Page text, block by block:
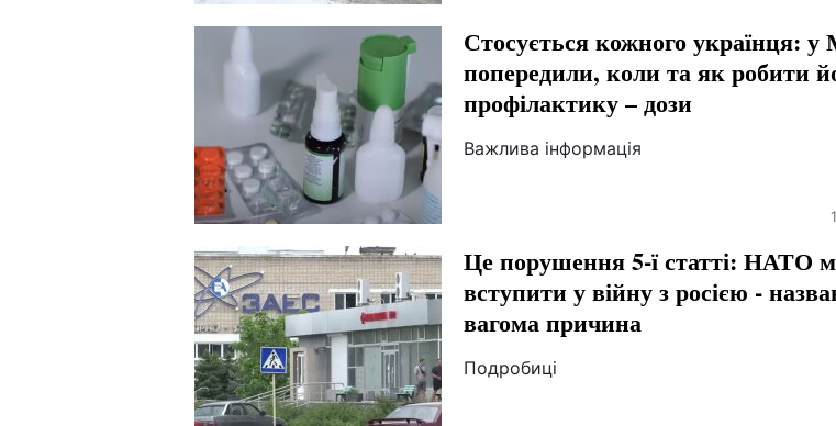
Стосується кожного українця:
попередили, коли та як робити
профілактику – дози
Важлива інформація
Це порушення 5-ї статті: НАТО
вступити у війну з росією -
вагома причина
Подробиці